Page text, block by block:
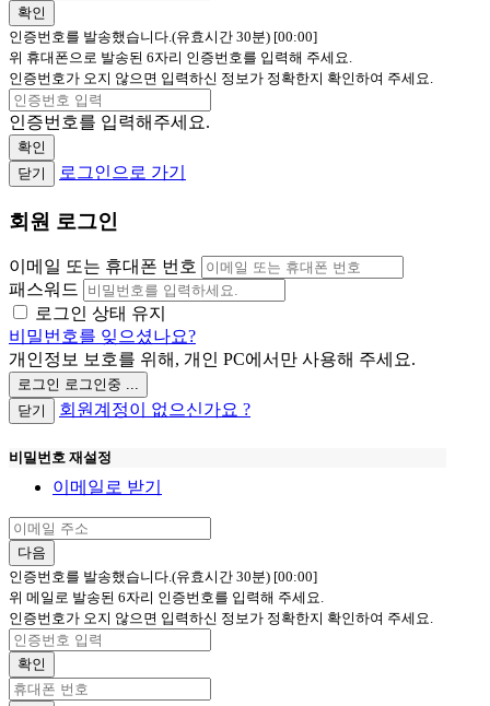
확인
인증번호를 발송했습니다.(유효시간 30분) [00:00]
위 휴대폰으로 발송된 6자리 인증번호를 입력해 주세요.
인증번호가 오지 않으면 입력하신 정보가 정확한지 확인하여 주세요.
인증번호를 입력해주세요.
확인
닫기
로그인으로 가기
회원 로그인
이메일 또는 휴대폰 번호
패스워드
로그인 상태 유지
비밀번호를 잊으셨나요?
개인정보 보호를 위해, 개인 PC에서만 사용해 주세요.
로그인 로그인중 ...
닫기
회원계정이 없으신가요 ?
비밀번호 재설정
이메일로 받기
다음
인증번호를 발송했습니다.(유효시간 30분) [00:00]
위 메일로 발송된 6자리 인증번호를 입력해 주세요.
인증번호가 오지 않으면 입력하신 정보가 정확한지 확인하여 주세요.
확인